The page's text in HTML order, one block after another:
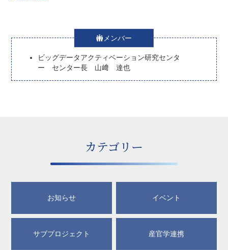
メンバー
ビッグデータアクティベーション研究センタ
ー センター長 山﨑 達也
カテゴリー
お知らせ イベント
サブプロジェクト 産官学連携